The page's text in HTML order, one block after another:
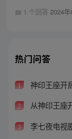
1 个回答 2024
热门问答
1 神印王座开
2 从神印王座
3 李七夜电视